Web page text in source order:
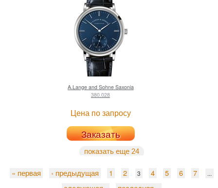
A.Lange and SohneSaxonia
380.028
Цена по запросу
Заказать
показать еще 24
« первая ‹ предыдущая 1 2 3 4 5 6 7 ...